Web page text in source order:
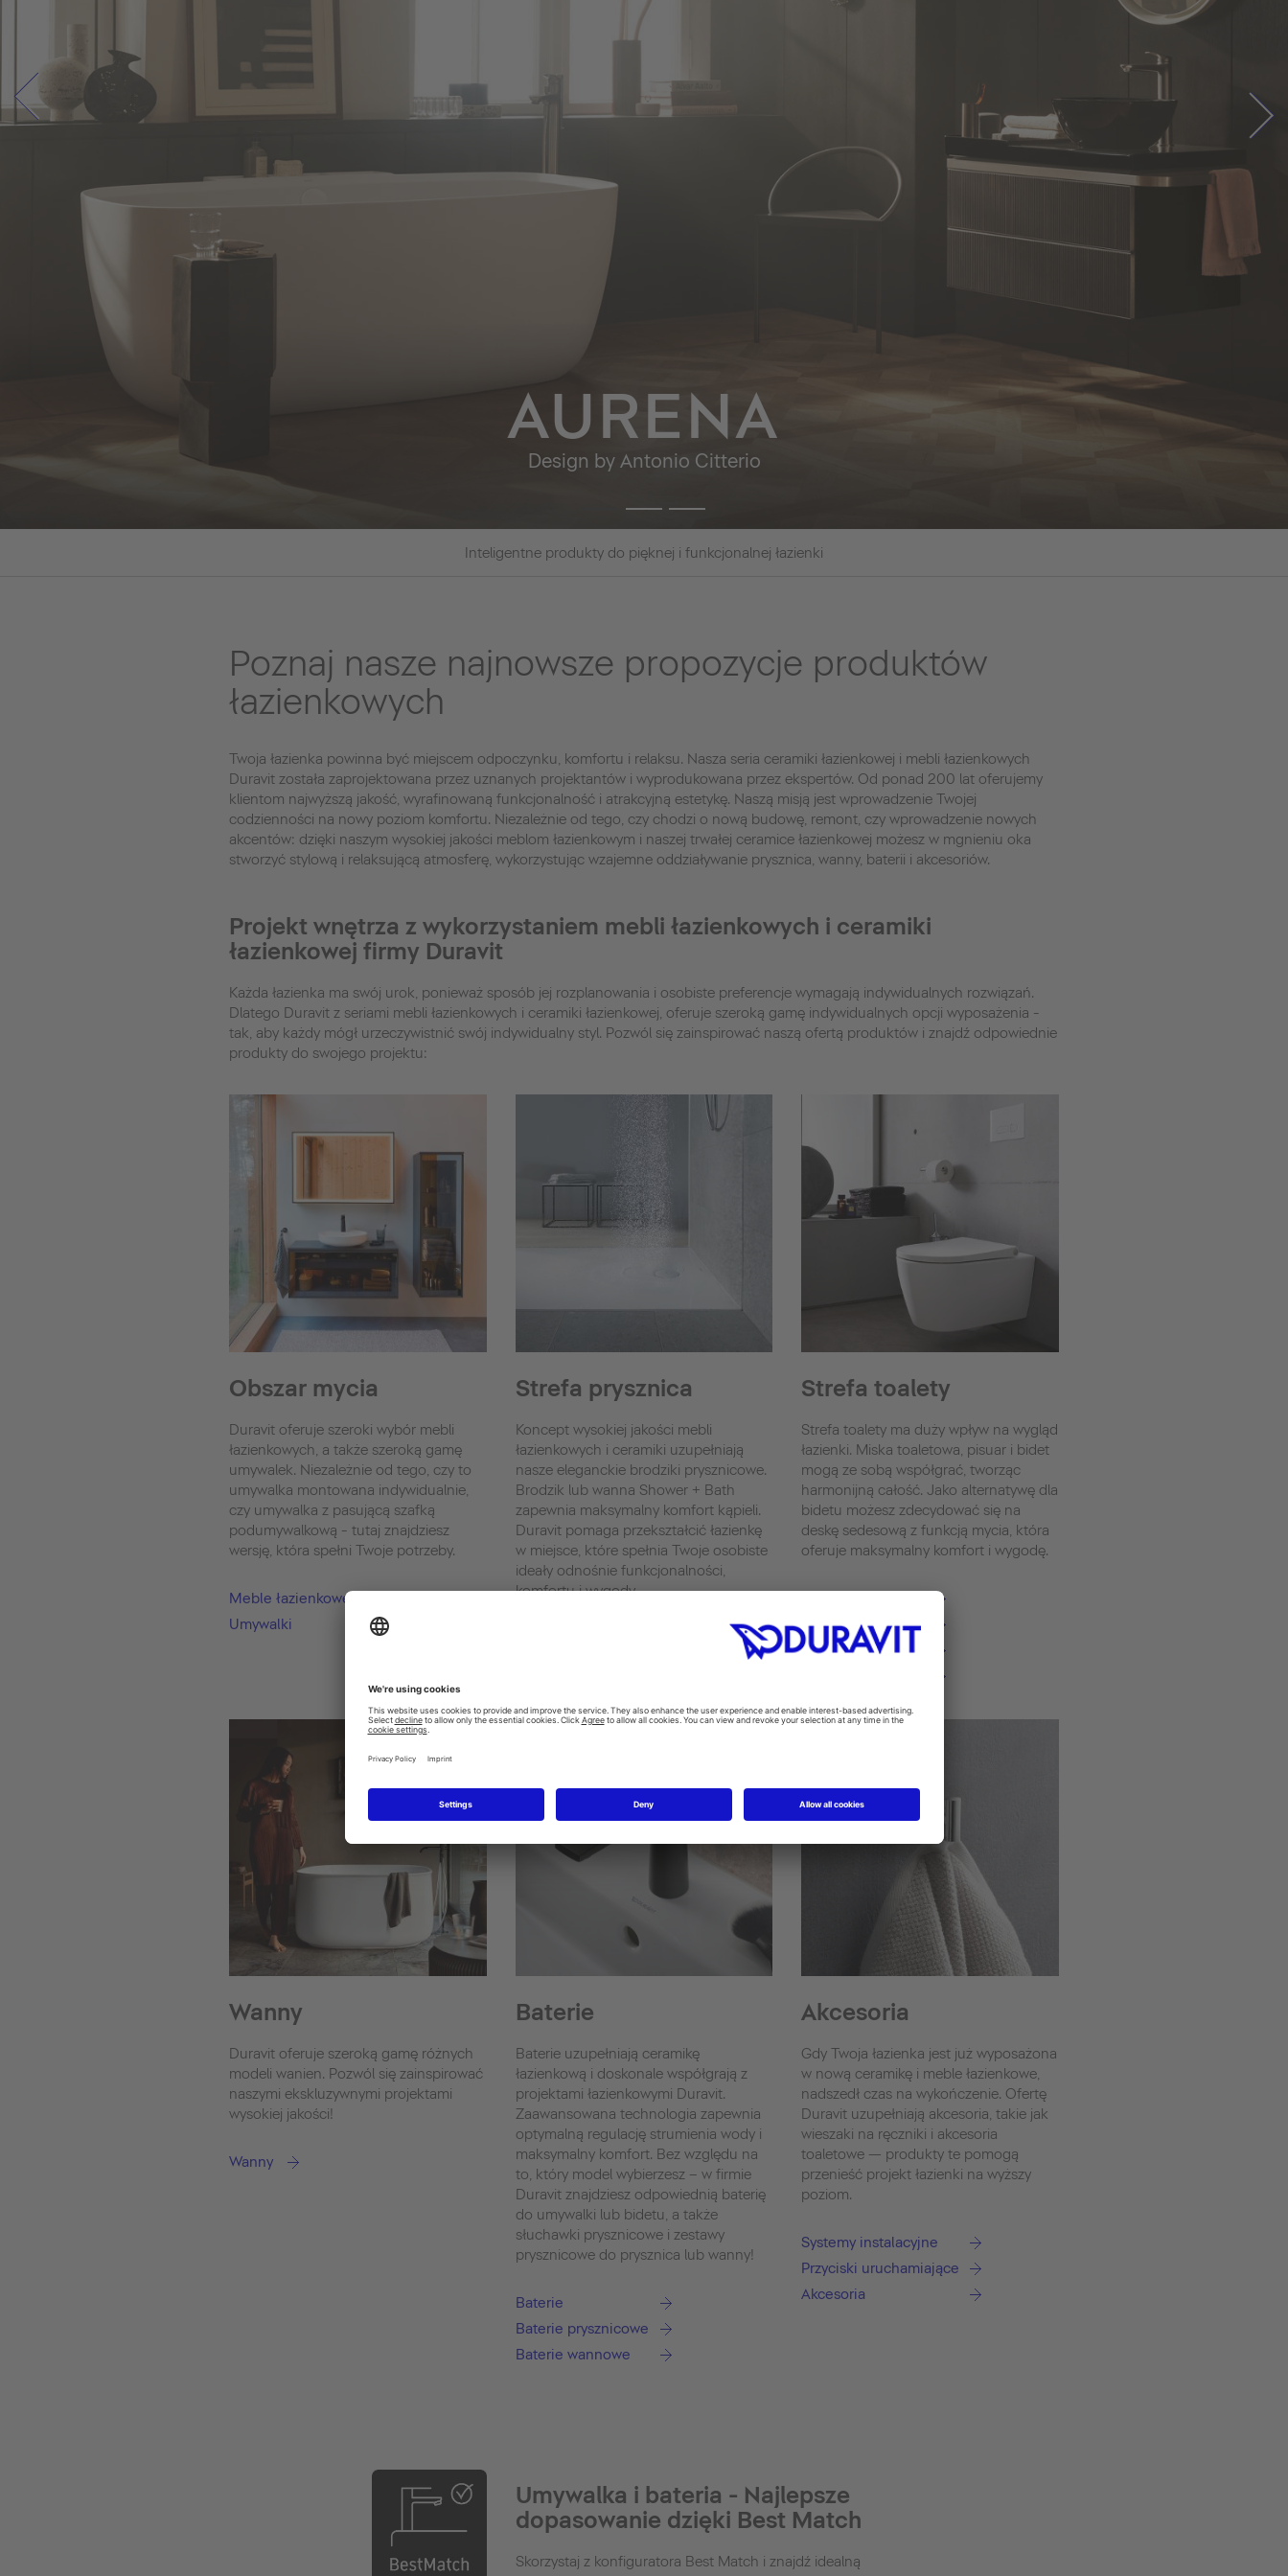
AURENA
Design by Antonio Citterio
Inteligentne produkty do pięknej i funkcjonalnej łazienki
Poznaj nasze najnowsze propozycje produktów
łazienkowych
Twoja łazienka powinna być miejscem odpoczynku, komfortu i relaksu. Nasza seria ceramiki łazienkowej i mebli łazienkowych
Duravit została zaprojektowana przez uznanych projektantów i wyprodukowana przez ekspertów. Od ponad 200 lat oferujemy
klientom najwyższą jakość, wyrafinowaną funkcjonalność i atrakcyjną estetykę. Naszą misją jest wprowadzenie Twojej
codzienności na nowy poziom komfortu. Niezależnie od tego, czy chodzi o nową budowę, remont, czy wprowadzenie nowych
akcentów: dzięki naszym wysokiej jakości meblom łazienkowym i naszej trwałej ceramice łazienkowej możesz w mgnieniu oka
stworzyć stylową i relaksującą atmosferę, wykorzystując wzajemne oddziaływanie prysznica, wanny, baterii i akcesoriów.
Projekt wnętrza z wykorzystaniem mebli łazienkowych i ceramiki
łazienkowej firmy Duravit
Każda łazienka ma swój urok, ponieważ sposób jej rozplanowania i osobiste preferencje wymagają indywidualnych rozwiązań.
Dlatego Duravit z seriami mebli łazienkowych i ceramiki łazienkowej, oferuje szeroką gamę indywidualnych opcji wyposażenia -
tak, aby każdy mógł urzeczywistnić swój indywidualny styl. Pozwól się zainspirować naszą ofertą produktów i znajdź odpowiednie
produkty do swojego projektu:
Obszar mycia
Duravit oferuje szeroki wybór mebli
łazienkowych, a także szeroką gamę
umywalek. Niezależnie od tego, czy to
umywalka montowana indywidualnie,
czy umywalka z pasującą szafką
podumywalkową - tutaj znajdziesz
wersję, która spełni Twoje potrzeby.
Meble łazienkowe
Umywalki
Strefa prysznica
Koncept wysokiej jakości mebli
łazienkowych i ceramiki uzupełniają
nasze eleganckie brodziki prysznicowe.
Brodzik lub wanna Shower + Bath
zapewnia maksymalny komfort kąpieli.
Duravit pomaga przekształcić łazienkę
w miejsce, które spełnia Twoje osobiste
ideały odnośnie funkcjonalności,
komfortu i wygody.
Strefa toalety
Strefa toalety ma duży wpływ na wygląd
łazienki. Miska toaletowa, pisuar i bidet
mogą ze sobą współgrać, tworząc
harmonijną całość. Jako alternatywę dla
bidetu możesz zdecydować się na
deskę sedesową z funkcją mycia, która
oferuje maksymalny komfort i wygodę.
Pisuary
Bidety
Wanny
Duravit oferuje szeroką gamę różnych
modeli wanien. Pozwól się zainspirować
naszymi ekskluzywnymi projektami
wysokiej jakości!
Wanny
Baterie
Baterie uzupełniają ceramikę
łazienkową i doskonale współgrają z
projektami łazienkowymi Duravit.
Zaawansowana technologia zapewnia
optymalną regulację strumienia wody i
maksymalny komfort. Bez względu na
to, który model wybierzesz – w firmie
Duravit znajdziesz odpowiednią baterię
do umywalki lub bidetu, a także
słuchawki prysznicowe i zestawy
prysznicowe do prysznica lub wanny!
Baterie
Baterie prysznicowe
Baterie wannowe
Akcesoria
Gdy Twoja łazienka jest już wyposażona
w nową ceramikę i meble łazienkowe,
nadszedł czas na wykończenie. Ofertę
Duravit uzupełniają akcesoria, takie jak
wieszaki na ręczniki i akcesoria
toaletowe — produkty te pomogą
przenieść projekt łazienki na wyższy
poziom.
Systemy instalacyjne
Przyciski uruchamiające
Akcesoria
Umywalka i bateria - Najlepsze
dopasowanie dzięki Best Match
Skorzystaj z konfiguratora Best Match i znajdź idealną